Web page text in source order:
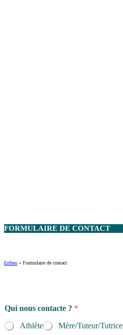
FORMULAIRE DE CONTACT
Ertheo » Formulaire de contact
Qui nous contacte ? *
Athlète
Mère/Tuteur/Tutrice